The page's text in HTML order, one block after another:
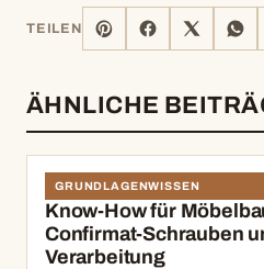
TEILEN
PINTERESTFACEBOOK
ÄHNLICHE
GRUNDLAGENWISSEN
Know-How für
Confirmat-Schrauben
Verarbeitung